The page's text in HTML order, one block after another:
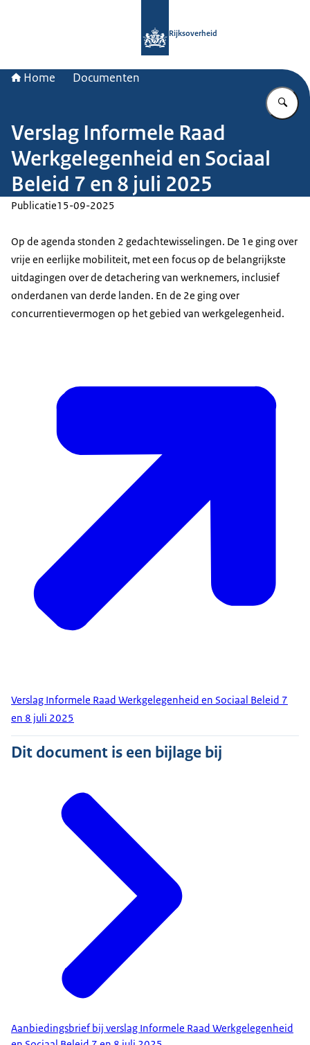
Rijksoverheid
Home Documenten
Verslag Informele Raad
Werkgelegenheid en Sociaal
Beleid 7 en 8 juli 2025
Publicatie15-09-2025
Op de agenda stonden 2 gedachtewisselingen. De 1e ging over
vrije en eerlijke mobiliteit, met een focus op de belangrijkste
uitdagingen over de detachering van werknemers, inclusief
onderdanen van derde landen. En de 2e ging over
concurrentievermogen op het gebied van werkgelegenheid.
Verslag Informele Raad Werkgelegenheid en Sociaal Beleid 7
en 8 juli 2025
Dit document is een bijlage bij
Aanbiedingsbrief bij verslag Informele Raad Werkgelegenheid